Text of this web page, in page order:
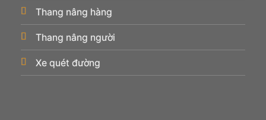
Thang nâng hàng
Thang nâng người
Xe quét đường